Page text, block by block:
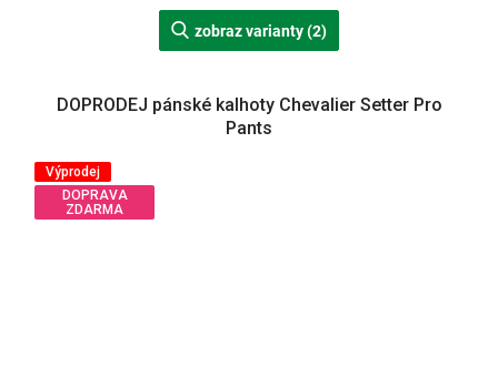
zobraz varianty (2)
Výprodej
DOPRAVA
ZDARMA
DOPRODEJ pánské kalhoty Chevalier Setter Pro
Pants